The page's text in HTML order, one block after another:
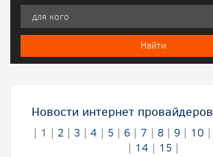
Новости интернет провайдеров
| 1 | 2| 3 | 4 | 5 | 6| 7 | 8| 9| 10 |
| 14 | 15 |